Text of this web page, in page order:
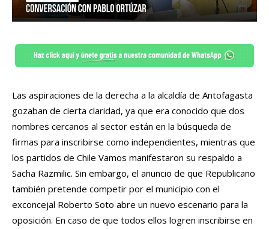
Las aspiraciones de la derecha a la alcaldía de Antofagasta
gozaban de cierta claridad, ya que era conocido que dos
nombres cercanos al sector están en la búsqueda de
firmas para inscribirse como independientes, mientras que
los partidos de Chile Vamos manifestaron su respaldo a
Sacha Razmilic. Sin embargo, el anuncio de que Republicano
también pretende competir por el municipio con el
exconcejal Roberto Soto abre un nuevo escenario para la
oposición. En caso de que todos ellos logren inscribirse en